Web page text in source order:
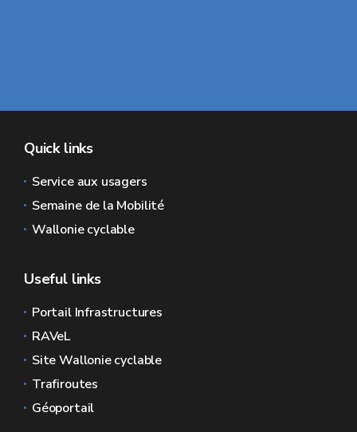
Quick links
Service aux usagers
Semaine de la Mobilité
Wallonie cyclable
Useful links
Portail Infrastructures
RAVeL
Site Wallonie cyclable
Trafiroutes
Géoportail